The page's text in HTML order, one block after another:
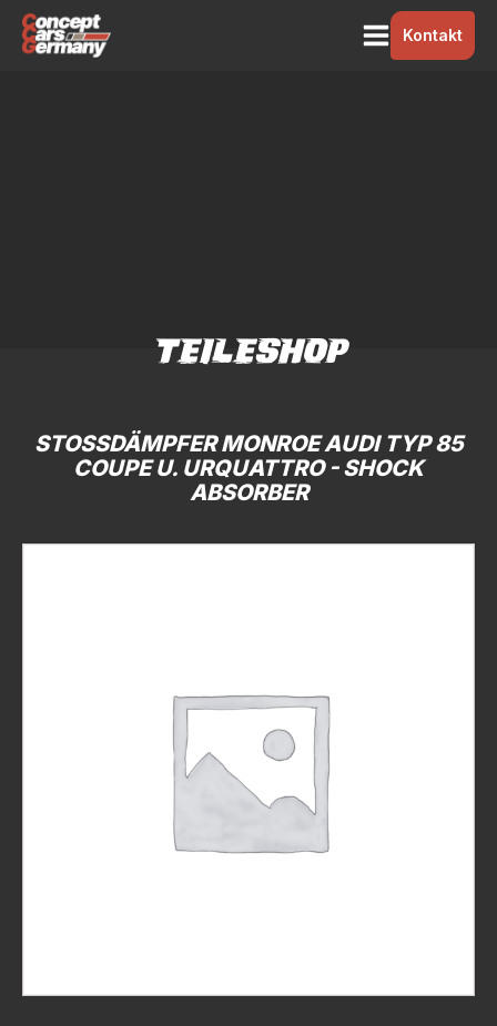
Kontakt
TEILESHOP
STOSSDÄMPFER MONROE AUDI TYP 85 C
OUPE U. URQUATTRO - SHOCK A
BSORBER